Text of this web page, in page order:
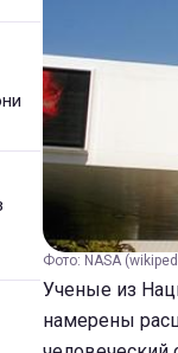
Фото: NASA
Ученые из
намерены